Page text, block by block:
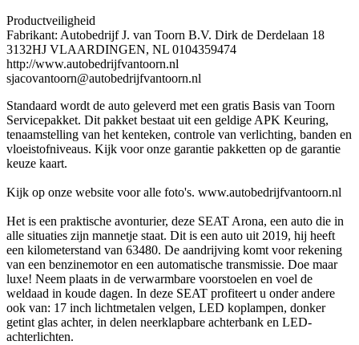
Productveiligheid
Fabrikant: Autobedrijf J. van Toorn B.V. Dirk de Derdelaan 18
3132HJ VLAARDINGEN, NL 0104359474
http://www.autobedrijfvantoorn.nl
sjacovantoorn@autobedrijfvantoorn.nl
Standaard wordt de auto geleverd met een gratis Basis van Toorn
Servicepakket. Dit pakket bestaat uit een geldige APK Keuring,
tenaamstelling van het kenteken, controle van verlichting, banden en
vloeistofniveaus. Kijk voor onze garantie pakketten op de garantie
keuze kaart.
Kijk op onze website voor alle foto's. www.autobedrijfvantoorn.nl
Het is een praktische avonturier, deze SEAT Arona, een auto die in
alle situaties zijn mannetje staat. Dit is een auto uit 2019, hij heeft
een kilometerstand van 63480. De aandrijving komt voor rekening
van een benzinemotor en een automatische transmissie. Doe maar
luxe! Neem plaats in de verwarmbare voorstoelen en voel de
weldaad in koude dagen. In deze SEAT profiteert u onder andere
ook van: 17 inch lichtmetalen velgen, LED koplampen, donker
getint glas achter, in delen neerklapbare achterbank en LED-
achterlichten.